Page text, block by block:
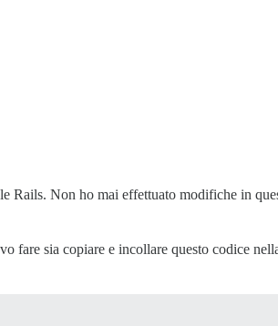
Rails. Non ho mai effettuato modifiche in
fare sia copiare e incollare questo codice